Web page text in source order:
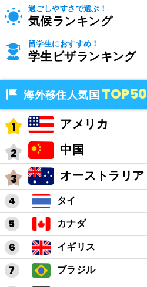
過ごしやすさで選ぶ！
気候ランキング
留学生におすすめ！
学生ビザランキング
海外移住人気国 TOP50
アメリカ
中国
オーストラリア
タイ
カナダ
イギリス
ブラジル